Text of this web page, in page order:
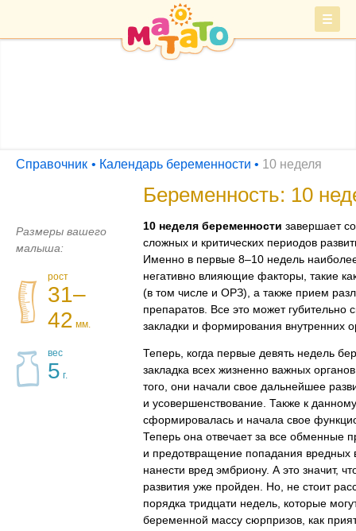
СПРАВОЧНИК
Справочник Календарь беременности 10 неделя
Размеры вашего
малыша:
рост
31–
42 мм.
вес
5 г.
Беременность: 10
10 неделя беременности завершает
сложных и критических периодов
Именно в первые 8–10 недель
негативно влияющие факторы, такие
(в том числе и ОРЗ), а также прием
препаратов. Все это может губительно
закладки и формирования внутренних
Теперь, когда первые девять недель
закладка всех жизненно важных
того, они начали свое дальнейшее
и усовершенствование. Также к
сформировалась и начала свое
Теперь она отвечает за все обменные
и предотвращение попадания вредных
нанести вред эмбриону. А это значит,
развития уже пройден. Но, не стоит
порядка тридцати недель, которые
беременной массу сюрпризов, как